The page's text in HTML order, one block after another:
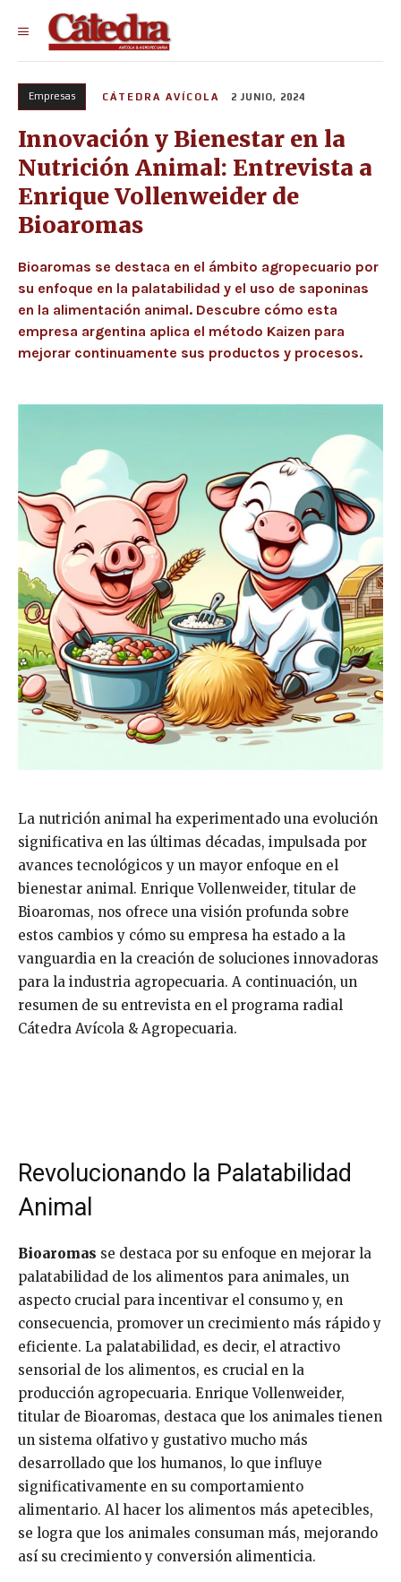
Empresas CÁTEDRA AVÍCOLA 2 JUNIO, 2024
Innovación y Bienestar en la
Nutrición Animal: Entrevista a
Enrique Vollenweider de
Bioaromas
Bioaromas se destaca en el ámbito agropecuario por
su enfoque en la palatabilidad y el uso de saponinas
en la alimentación animal. Descubre cómo esta
empresa argentina aplica el método Kaizen para
mejorar continuamente sus productos y procesos.
La nutrición animal ha experimentado una evolución
significativa en las últimas décadas, impulsada por
avances tecnológicos y un mayor enfoque en el
bienestar animal. Enrique Vollenweider, titular de
Bioaromas, nos ofrece una visión profunda sobre
estos cambios y cómo su empresa ha estado a la
vanguardia en la creación de soluciones innovadoras
para la industria agropecuaria. A continuación, un
resumen de su entrevista en el programa radial
Cátedra Avícola & Agropecuaria.
Revolucionando la Palatabilidad
Animal
Bioaromas se destaca por su enfoque en mejorar la
palatabilidad de los alimentos para animales, un
aspecto crucial para incentivar el consumo y, en
consecuencia, promover un crecimiento más rápido y
eficiente. La palatabilidad, es decir, el atractivo
sensorial de los alimentos, es crucial en la
producción agropecuaria. Enrique Vollenweider,
titular de Bioaromas, destaca que los animales tienen
un sistema olfativo y gustativo mucho más
desarrollado que los humanos, lo que influye
significativamente en su comportamiento
alimentario. Al hacer los alimentos más apetecibles,
se logra que los animales consuman más, mejorando
así su crecimiento y conversión alimenticia.